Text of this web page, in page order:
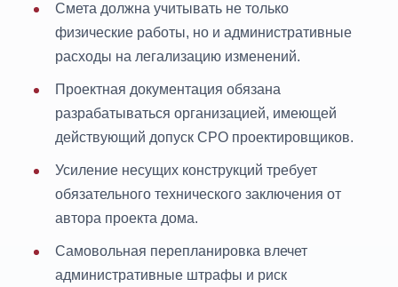
Смета должна учитывать не только
физические работы, но и административные
расходы на легализацию изменений.
Проектная документация обязана
разрабатываться организацией, имеющей
действующий допуск СРО проектировщиков.
Усиление несущих конструкций требует
обязательного технического заключения от
автора проекта дома.
Самовольная перепланировка влечет
административные штрафы и риск